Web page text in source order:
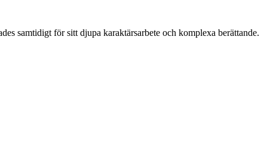
samtidigt för sitt djupa karaktärsarbete och komplexa berättande.